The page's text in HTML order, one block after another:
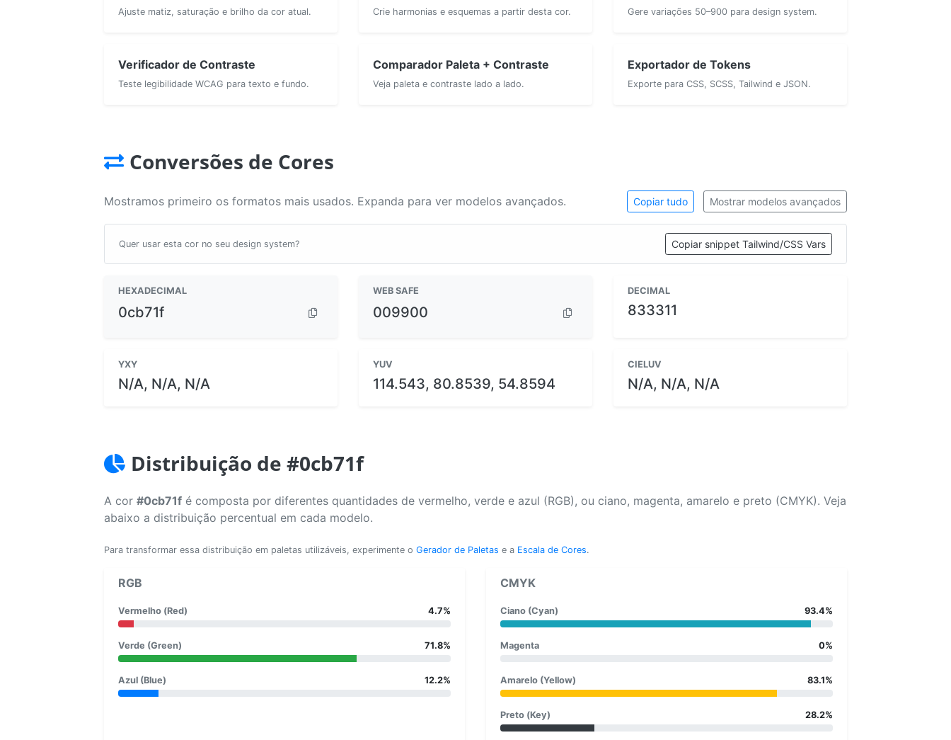
Ajuste matiz, saturação e brilho da cor atual. Crie harmonias e esquemas a partir desta cor. Gere variações 50–900 para design system.
Verificador de Contraste
Teste legibilidade WCAG para texto e fundo.
Comparador Paleta + Contraste
Veja paleta e contraste lado a lado.
Exportador de Tokens
Exporte para CSS, SCSS, Tailwind e JSON.
Conversões de Cores
Mostramos primeiro os formatos mais usados. Expanda para ver modelos avançados. Copiar tudo Mostrar modelos avançados
Quer usar esta cor no seu design system? Copiar snippet Tailwind/CSS Vars
HEXADECIMAL
0cb71f
WEB SAFE
009900
DECIMAL
833311
YXY
N/A, N/A, N/A
YUV
114.543, 80.8539, 54.8594
CIELUV
N/A, N/A, N/A
Distribuição de #0cb71f
A cor #0cb71f é composta por diferentes quantidades de vermelho, verde e azul (RGB), ou ciano, magenta, amarelo e preto (CMYK). Veja
abaixo a distribuição percentual em cada modelo.
Para transformar essa distribuição em paletas utilizáveis, experimente o Gerador de Paletas e a Escala de Cores.
RGB
Vermelho (Red) 4.7%
Verde (Green) 71.8%
Azul (Blue) 12.2%
CMYK
Ciano (Cyan) 93.4%
Magenta 0%
Amarelo (Yellow) 83.1%
Preto (Key) 28.2%